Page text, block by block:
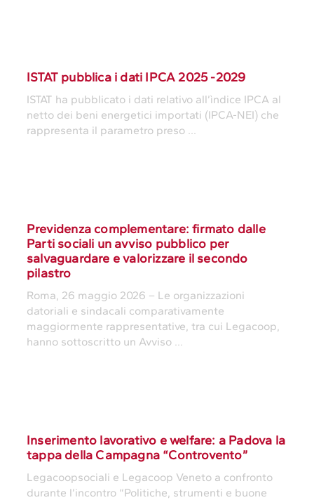
ISTAT pubblica i dati IPCA 2025 -2029
ISTAT ha pubblicato i dati relativo all’ìndice IPCA al
netto dei beni energetici importati (IPCA-NEI) che
rappresenta il parametro preso ...
Previdenza complementare: firmato dalle
Parti sociali un avviso pubblico per
salvaguardare e valorizzare il secondo
pilastro
Roma, 26 maggio 2026 – Le organizzazioni
datoriali e sindacali comparativamente
maggiormente rappresentative, tra cui Legacoop,
hanno sottoscritto un Avviso ...
Inserimento lavorativo e welfare: a Padova la
tappa della Campagna “Controvento”
Legacoopsociali e Legacoop Veneto a confronto
durante l’incontro “Politiche, strumenti e buone